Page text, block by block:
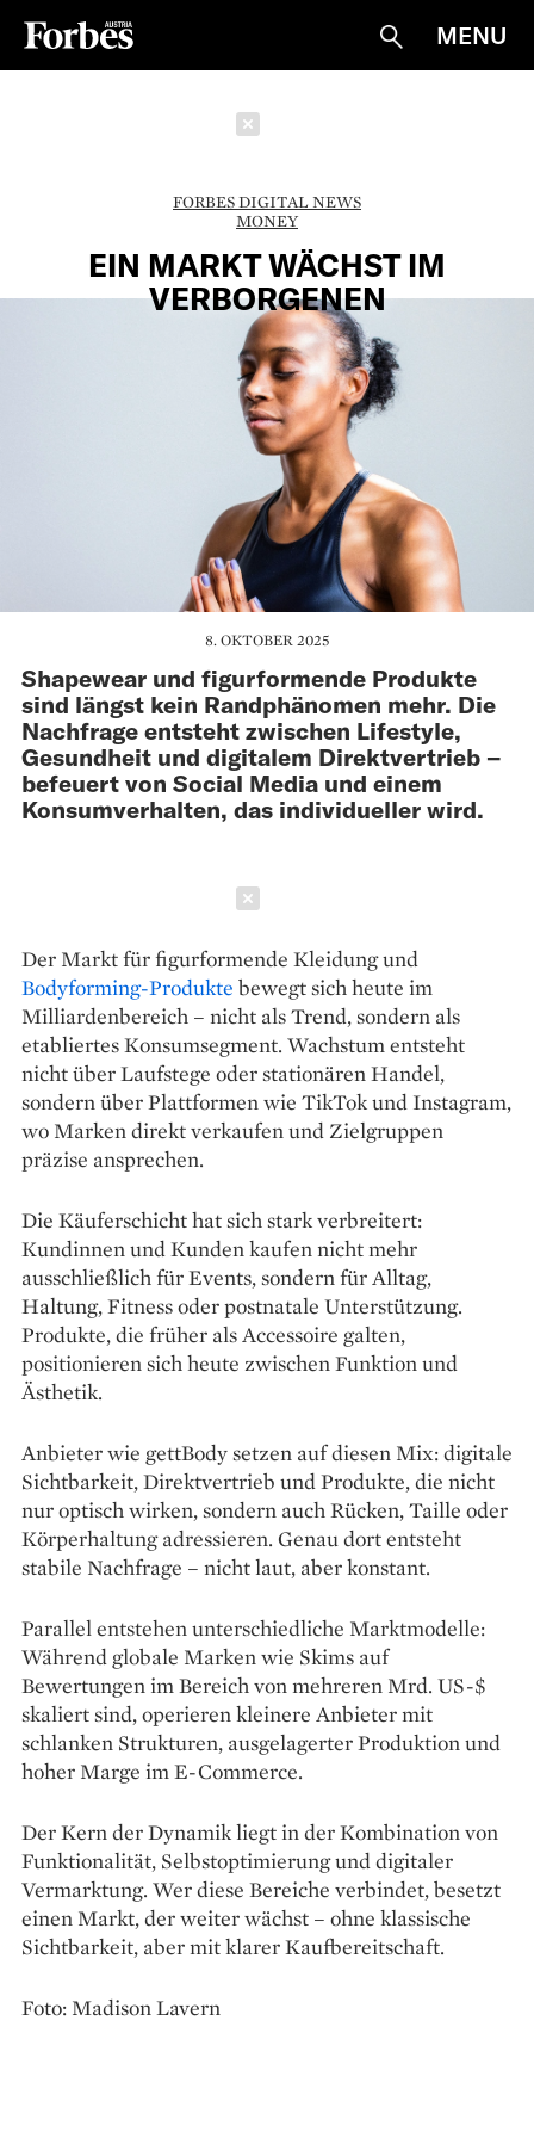
Suche
MENU
FORBES DIGITAL NEWS
MONEY
EIN MARKT WÄCHST IM
VERBORGENEN
8. OKTOBER 2025
Shapewear und figurformende Produkte
sind längst kein Randphänomen mehr. Die
Nachfrage entsteht zwischen Lifestyle,
Gesundheit und digitalem Direktvertrieb –
befeuert von Social Media und einem
Konsumverhalten, das individueller wird.
Der Markt für figurformende Kleidung und
Bodyforming-Produkte bewegt sich heute im
Milliardenbereich – nicht als Trend, sondern als
etabliertes Konsumsegment. Wachstum entsteht
nicht über Laufstege oder stationären Handel,
sondern über Plattformen wie TikTok und Instagram,
wo Marken direkt verkaufen und Zielgruppen
präzise ansprechen.
Die Käuferschicht hat sich stark verbreitert:
Kundinnen und Kunden kaufen nicht mehr
ausschließlich für Events, sondern für Alltag,
Haltung, Fitness oder postnatale Unterstützung.
Produkte, die früher als Accessoire galten,
positionieren sich heute zwischen Funktion und
Ästhetik.
Anbieter wie gettBody setzen auf diesen Mix: digitale
Sichtbarkeit, Direktvertrieb und Produkte, die nicht
nur optisch wirken, sondern auch Rücken, Taille oder
Körperhaltung adressieren. Genau dort entsteht
stabile Nachfrage – nicht laut, aber konstant.
Parallel entstehen unterschiedliche Marktmodelle:
Während globale Marken wie Skims auf
Bewertungen im Bereich von mehreren Mrd. US-$
skaliert sind, operieren kleinere Anbieter mit
schlanken Strukturen, ausgelagerter Produktion und
hoher Marge im E-Commerce.
Der Kern der Dynamik liegt in der Kombination von
Funktionalität, Selbstoptimierung und digitaler
Vermarktung. Wer diese Bereiche verbindet, besetzt
einen Markt, der weiter wächst – ohne klassische
Sichtbarkeit, aber mit klarer Kaufbereitschaft.
Foto: Madison Lavern